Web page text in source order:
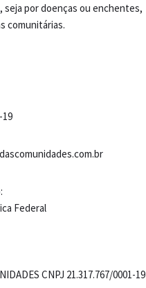
seja por doenças ou enchentes,
comunitárias.
19
Federal
CNPJ 21.317.767/0001-19